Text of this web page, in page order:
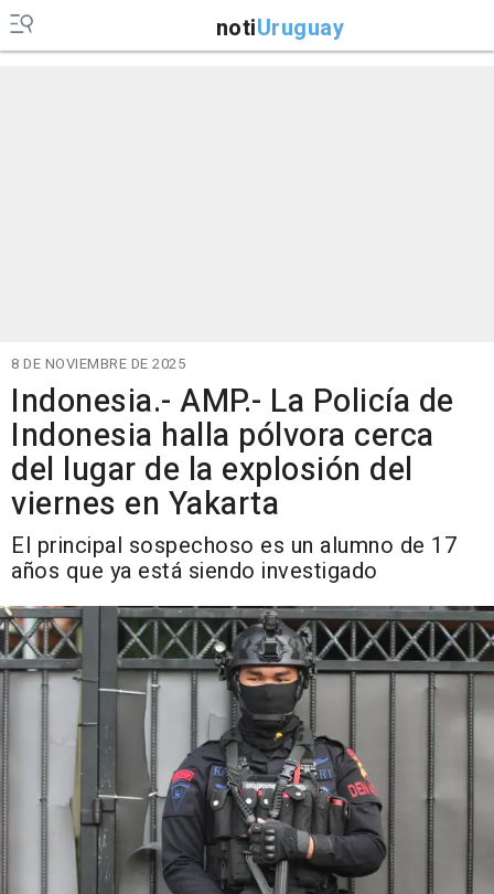
notiUruguay
8 DE NOVIEMBRE DE 2025
Indonesia.- AMP.- La Policía de
Indonesia halla pólvora cerca
del lugar de la explosión del
viernes en Yakarta
El principal sospechoso es un alumno de 17
años que ya está siendo investigado